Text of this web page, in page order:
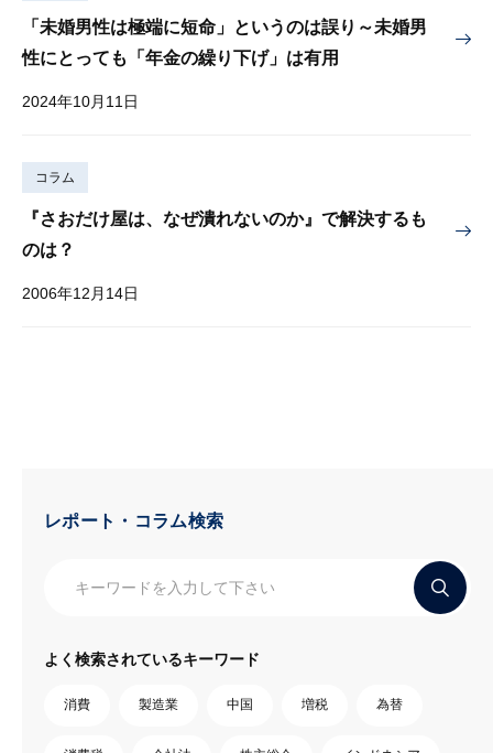
「未婚男性は極端に短命」というのは誤り～未婚男
性にとっても「年金の繰り下げ」は有用
2024年10月11日
コラム
『さおだけ屋は、なぜ潰れないのか』で解決するも
のは？
2006年12月14日
レポート・コラム検索
よく検索されているキーワード
消費 製造業 中国 増税 為替